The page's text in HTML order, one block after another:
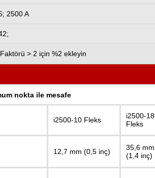
2500 A
> 2 için %2 ekleyin
nokta ile mesafe
i2500-10 Fleks
i2500-18
Fleks
12,7 mm (0,5 inç)
35,6 mm
(1,4 inç)